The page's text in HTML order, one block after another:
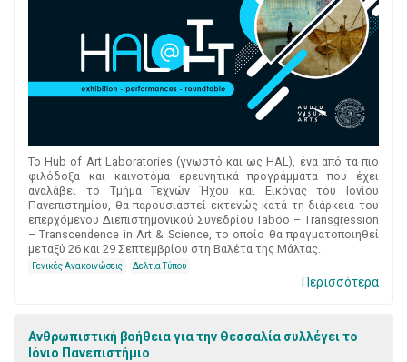
Το Hub of Art Laboratories (γνωστό και ως HAL), ένα από τα πιο
φιλόδοξα και καινοτόμα ερευνητικά προγράμματα που έχει
αναλάβει το Τμήμα Τεχνών Ήχου και Εικόνας του Ιονίου
Πανεπιστημίου, θα παρουσιαστεί εκτενώς κατά τη διάρκεια του
επερχόμενου Διεπιστημονικού Συνεδρίου Taboo – Transgression
– Transcendence in Art & Science, το οποίο θα πραγματοποιηθεί
μεταξύ 26 και 29 Σεπτεμβρίου στη Βαλέτα της Μάλτας.
Γενικές Ανακοινώσεις Δελτία Τύπου
Περισσότερα
Ανθρωπιστική βοήθεια για την Θεσσαλία συλλέγει το
Ιόνιο Πανεπιστήμιο